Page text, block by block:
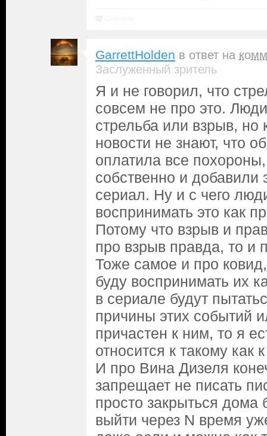
GarrettHolden в ответ на
Заслуженный зритель
Я и не говорил, что
совсем не про это.
стрельба или взрыв, но
новости не знают, что
оплатила все
собственно и добавили
сериал. Ну и с чего
воспринимать это как
Потому что взрыв и
про взрыв правда, то и
Тоже самое и про
буду воспринимать их
в сериале будут
причины этих событий
причастен к ним, то я
относится к такому как
И про Вина Дизеля
запрещает не писать
просто закрыться дома
выйти через N время